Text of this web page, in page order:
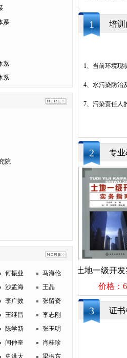
1 培训
1、当前环境现
4、水污染防治
7、污染责任人
2 专
混凝土性能与检测技术
价格：18
价格：60
3 证
系
系
系
院
何振业
马海伦
沙孟海
王晶
李广效
张留资
王继昌
李志刚
陈学新
张玉明
闫仲奎
肖桂珍
史洪太
梁振东